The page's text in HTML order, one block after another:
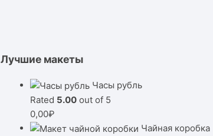
Лучшие макеты
Часы рубль
Rated 5.00out of 5
0,00₽
Чайная коробка